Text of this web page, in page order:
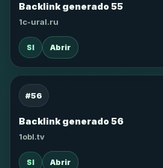
Backlink generado 55
1c-ural.ru
SI Abrir
#56
Backlink generado 56
1obl.tv
SI Abrir